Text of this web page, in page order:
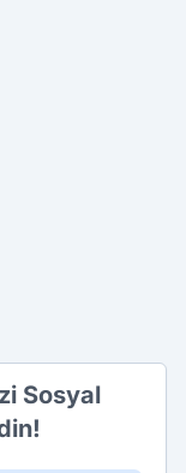
Sosyal